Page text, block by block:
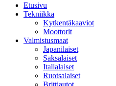
Etusivu
Tekniikka
Kytkentäkaaviot
Moottorit
Valmistusmaat
Japanilaiset
Saksalaiset
Italialaiset
Ruotsalaiset
Brittiautot